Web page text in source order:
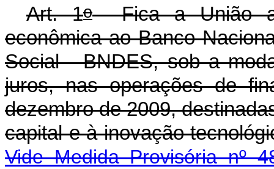
Art. 1o
Fica a União
econômica ao Banco
Social - BNDES, sob a
juros, nas operações de
dezembro de 2009,
capital e à inovação
VideMedida Provisória nº